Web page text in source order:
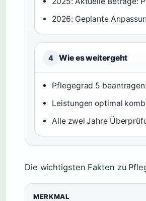
2026: Geplante
4 Wie es weitergeht
Pflegegrad 5
Leistungen optimal
Alle zwei Jahre
Die wichtigsten Fakten zu
MERKMAL